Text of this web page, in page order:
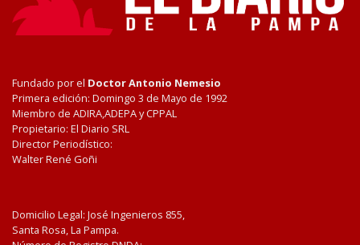
Fundado por el Doctor Antonio Nemesio
Primera edición: Domingo 3 de Mayo de 1992
Miembro de ADIRA,ADEPA y CPPAL
Propietario: El Diario SRL
Director Periodístico:
Walter René Goñi
Domicilio Legal: José Ingenieros 855,
Santa Rosa, La Pampa.